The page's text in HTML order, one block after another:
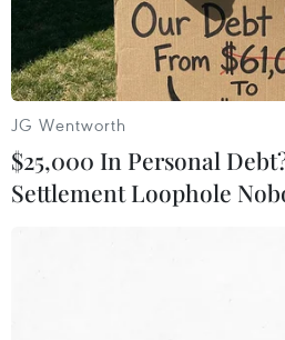
Trụ sở Ủy ban Nhân dân phường
mới, sẵn sàng vận hành chính
Phương/
JG Wentworth
$25,000 In Personal
Settlement Loophole